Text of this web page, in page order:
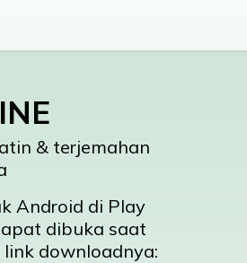
& terjemahan
Android di Play
dibuka saat
downloadnya: